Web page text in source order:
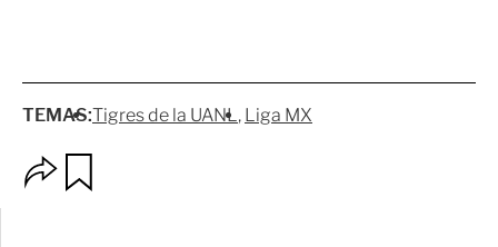
TEMAS:Tigres de la UANL Liga MX